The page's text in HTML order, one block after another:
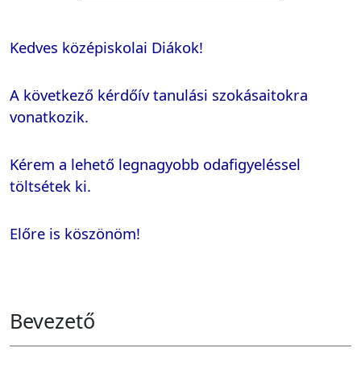
Kedves középiskolai Diákok!
A következő kérdőív tanulási szokásaitokra
vonatkozik.
Kérem a lehető legnagyobb odafigyeléssel
töltsétek ki.
Előre is köszönöm!
Bevezető